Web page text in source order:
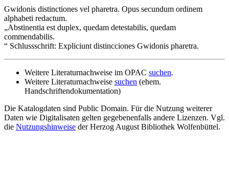
Gwidonis distinctiones vel pharetra. Opus secundum ordinem
alphabeti redactum.
„Abstinentia est duplex, quedam detestabilis, quedam
commendabilis.
“ Schlussschrift: Expliciunt distincciones Gwidonis pharetra.
Weitere Literaturnachweise im OPAC suchen.
Weitere Literaturnachweise suchen (ehem.
Handschriftendokumentation)
Die Katalogdaten sind Public Domain. Für die Nutzung weiterer
Daten wie Digitalisaten gelten gegebenenfalls andere Lizenzen. Vgl.
die Nutzungshinweise der Herzog August Bibliothek Wolfenbüttel.